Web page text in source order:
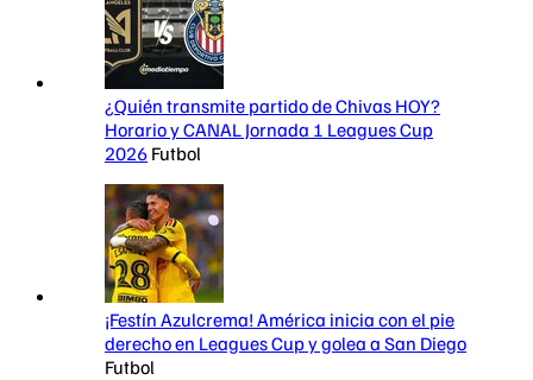
¿Quién transmite partido de Chivas HOY?
Horario y CANAL Jornada 1 Leagues Cup
2026 Futbol
¡Festín Azulcrema! América inicia con el pie
derecho en Leagues Cup y golea a San Diego
Futbol